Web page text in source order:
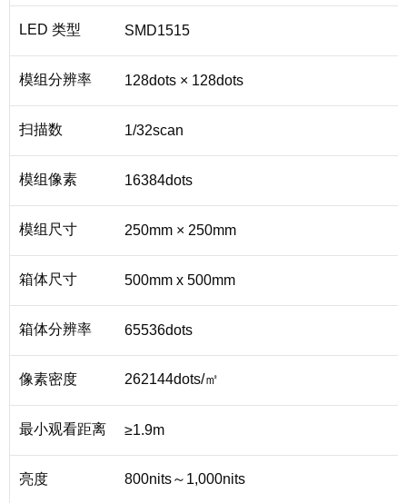
LED 类型 SMD1515
模组分辨率 128dots × 128dots
扫描数 1/32scan
模组像素 16384dots
模组尺寸 250mm × 250mm
箱体尺寸 500mm x 500mm
箱体分辨率 65536dots
像素密度 262144dots/㎡
最小观看距离 ≥1.9m
亮度 800nits～1,000nits